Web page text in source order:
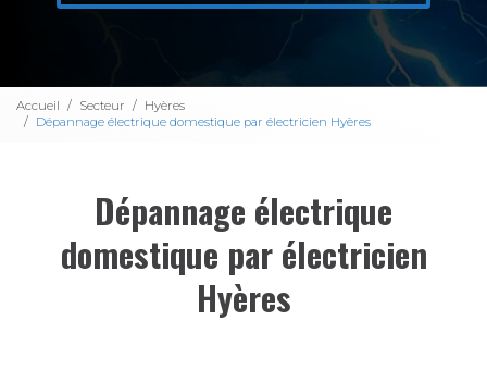
Accueil Secteur
Hyères
Dépannage électrique domestique par électricien Hyères
Dépannage électrique
domestique par électricien
Hyères